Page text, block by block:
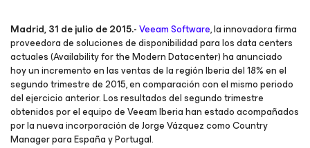
Madrid, 31 de julio de 2015.-Veeam Software, la innovadora firma
proveedora de soluciones de disponibilidad para los data centers
actuales (Availability for the Modern Datacenter) ha anunciado
hoy un incremento en las ventas de la región Iberia del 18% en el
segundo trimestre de 2015, en comparación con el mismo periodo
del ejercicio anterior. Los resultados del segundo trimestre
obtenidos por el equipo de Veeam Iberia han estado acompañados
por la nueva incorporación de Jorge Vázquez como Country
Manager para España y Portugal.